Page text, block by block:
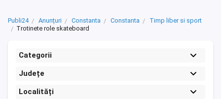
Publi24 Anunțuri Constanta Constanta
Timp liber si sport
Trotinete role skateboard
Categorii
Județe
Localități